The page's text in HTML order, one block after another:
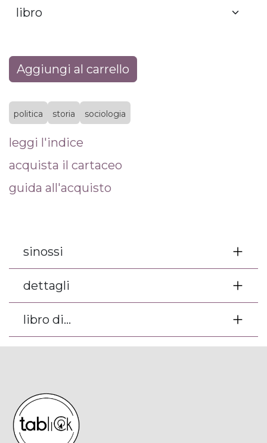
Aggiungi al carrello
politica storia sociologia
leggi l'indice
acquista il cartaceo
guida all'acquisto
sinossi
dettagli
libro di...